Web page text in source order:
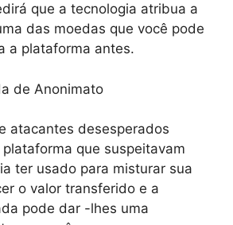
que a tecnologia atribua a
das moedas que você pode
a plataforma antes.
de Anonimato
atacantes desesperados
que suspeitavam
ter usado para misturar sua
o valor transferido e a
pode dar -lhes uma